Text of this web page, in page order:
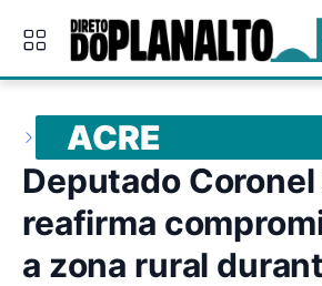
ACRE
Deputado
reafirma
a zona rural